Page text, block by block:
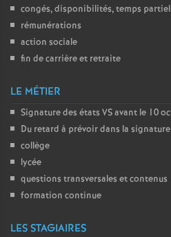
congés, disponibilités, temps
rémunérations
action sociale
fin de carrière et retraite
LE MÉTIER
Signature des états VSavant le 10
Du retard à prévoir dans la
collège
lycée
questions transversales et contenus
formation continue
LES STAGIAIRES